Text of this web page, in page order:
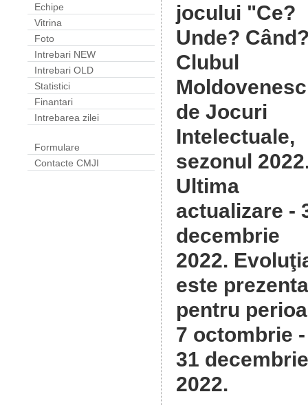
Echipe
Vitrina
Foto
Intrebari NEW
Intrebari OLD
Statistici
Finantari
Intrebarea zilei
Formulare
Contacte CMJI
jocului "Ce?
Unde?
Clubul
Moldovenesc
de Jocuri
Intelectuale,
sezonul 2022
Ultima
actualizare -
decembrie
2022.
este
pentru
7 octombrie -
31 decembrie
2022.